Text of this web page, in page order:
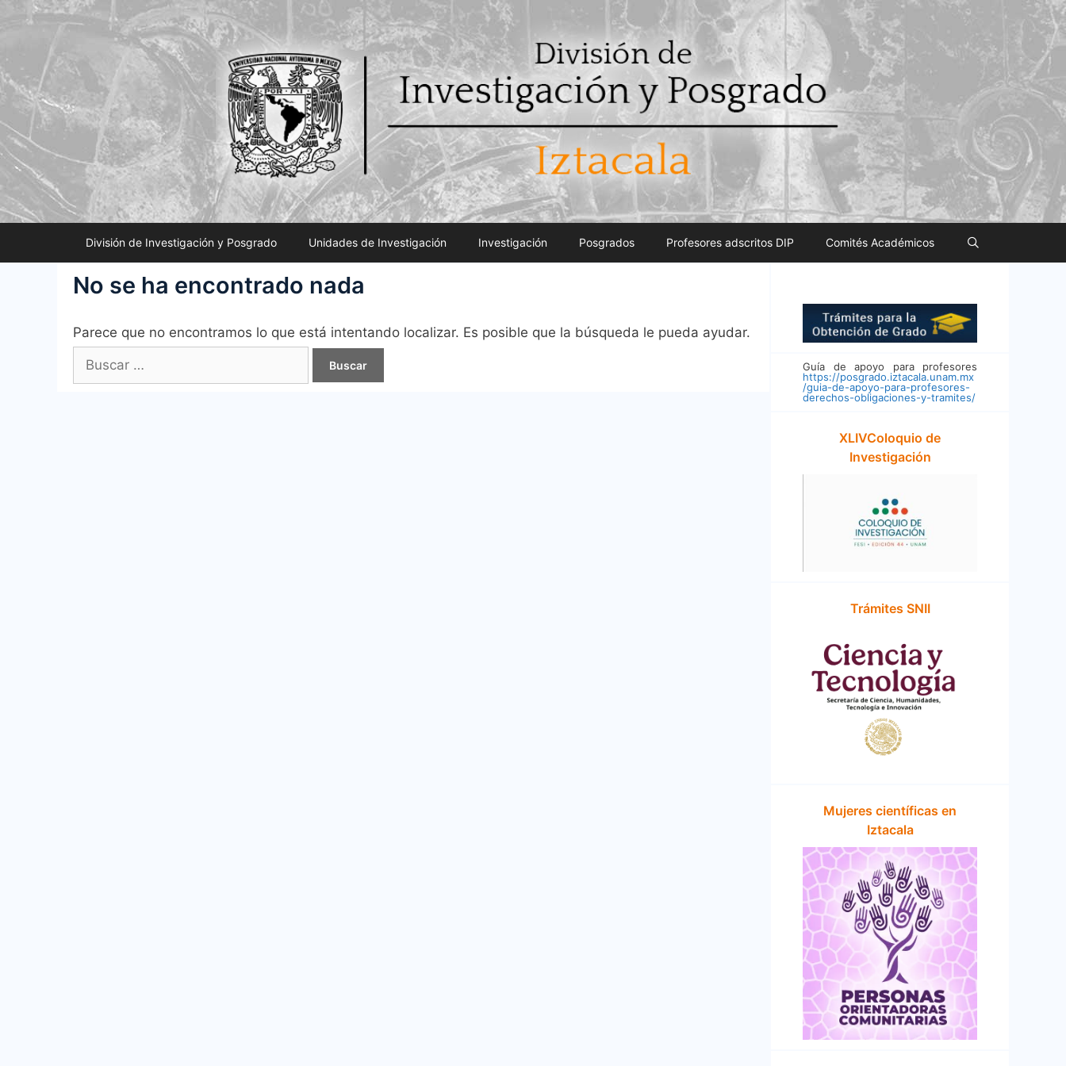
Saltar
División de Investigación y Posgrado Unidades de Investigación Investigación Posgrados Profesores adscritos DIP Comités Académicos
No se ha encontrado nada
Parece que no encontramos lo que está intentando localizar. Es posible que la búsqueda le pueda ayudar.
Buscar:
Guía de apoyo para profesores
https://posgrado.iztacala.unam.mx
/guia-de-apoyo-para-profesores-
derechos-obligaciones-y-tramites/
XLIVColoquio de
Investigación
Trámites SNII
Mujeres científicas en
Iztacala